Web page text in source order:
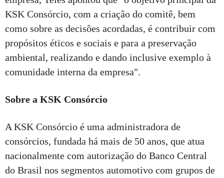
KSK Consórcio, com a criação do comitê, bem
como sobre as decisões acordadas, é contribuir com
propósitos éticos e sociais e para a preservação
ambiental, realizando e dando inclusive exemplo à
comunidade interna da empresa".
Sobre a KSK Consórcio
A KSK Consórcio é uma administradora de
consórcios, fundada há mais de 50 anos, que atua
nacionalmente com autorização do Banco Central
do Brasil nos segmentos automotivo com grupos de